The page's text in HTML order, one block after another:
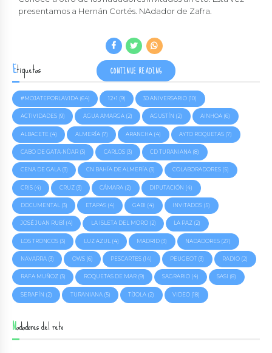
presentamos a Hernán Cortés. NAdador de Zafra.
CONTINUE READING
Etiquetas
#MOJATEPORLAVIDA(64) 12+1 (9) 30 ANIVERSARIO (10)
ACTIVIDADES(9) AGUA AMARGA(2) AGUSTÍN (2) AINHOA (6)
ALBACETE (4) ALMERÍA(7) ARANCHA (4) AYTO ROQUETAS (7)
CABO DE GATA-NÍJAR(3) CARLOS(3) CD TURANIANA (8)
CENA DE GALA(3) CN BAHÍA DE ALMERÍA(3) COLABORADORES (5)
CRIS(4) CRUZ(3) CÁMARA (2) DIPUTACIÓN (4)
DOCUMENTAL(3) ETAPAS(4) GABI (4) INVITADOS (5)
JOSÉ JUAN RUBÍ (4) LA ISLETA DEL MORO(2) LA PAZ (2)
LOS TRONCOS(3) LUZ AZUL (4) MADRID (3) NADADORES (27)
NAVARRA(3) OWS(6) PESCARTES (14) PEUGEOT (3) RADIO (2)
RAFA MUÑOZ(3) ROQUETAS DE MAR(9) SAGRARIO (4) SASI (8)
SERAFÍN (2) TURANIANA(5) TÍJOLA (2) VIDEO (18)
Nadadores del reto